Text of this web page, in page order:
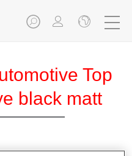
Top
black matt